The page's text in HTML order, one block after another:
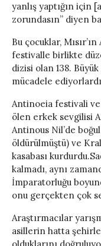
yanlış yaptığın için
zorundasın” diyen
Bu çocuklar,
festivalle birlikte
dizisi olan 138.
mücadele
Antinoeia festivali
ölen erkek sevgilisi
Antinous Nil’de
öldürülmüştü) ve
kasabası
kalmadı, aynı
İmparatorluğu
onu gerçekten çok
Araştırmacılar
asillerin hatta